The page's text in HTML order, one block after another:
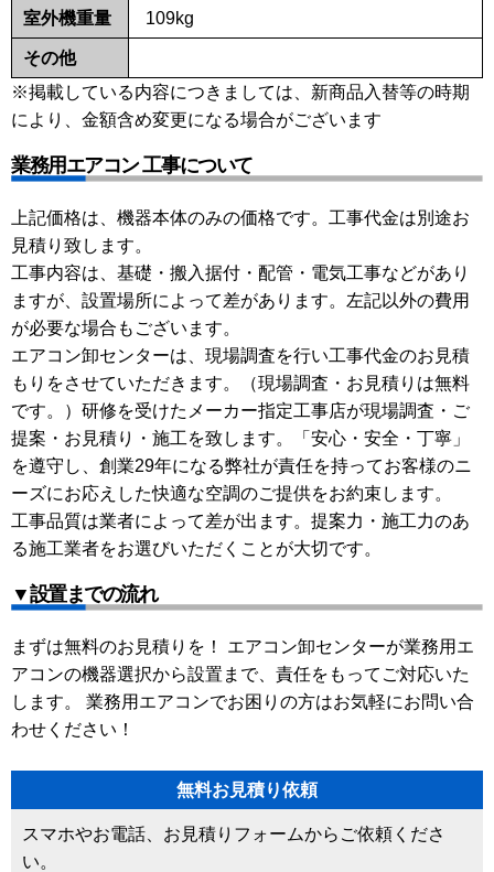
室外機重量 109kg
その他
※掲載している内容につきましては、新商品入替等の時期
により、金額含め変更になる場合がございます
業務用エアコン 工事について
上記価格は、機器本体のみの価格です。工事代金は別途お
見積り致します。
工事内容は、基礎・搬入据付・配管・電気工事などがあり
ますが、設置場所によって差があります。左記以外の費用
が必要な場合もございます。
エアコン卸センターは、現場調査を行い工事代金のお見積
もりをさせていただきます。（現場調査・お見積りは無料
です。）研修を受けたメーカー指定工事店が現場調査・ご
提案・お見積り・施工を致します。「安心・安全・丁寧」
を遵守し、創業29年になる弊社が責任を持ってお客様のニ
ーズにお応えした快適な空調のご提供をお約束します。
工事品質は業者によって差が出ます。提案力・施工力のあ
る施工業者をお選びいただくことが大切です。
▼設置までの流れ
まずは無料のお見積りを！ エアコン卸センターが業務用エ
アコンの機器選択から設置まで、責任をもってご対応いた
します。 業務用エアコンでお困りの方はお気軽にお問い合
わせください！
無料お見積り依頼
スマホやお電話、お見積りフォームからご依頼くださ
い。